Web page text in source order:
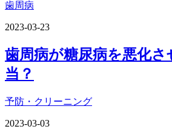
歯周病
2023-03-23
歯周病が糖尿病を悪化
当？
予防・クリーニング
2023-03-03